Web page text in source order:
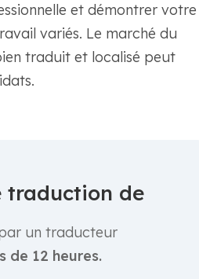
et démontrer votre
variés. Le marché du
traduit et localisé peut
traduction de
un traducteur
de 12 heures.